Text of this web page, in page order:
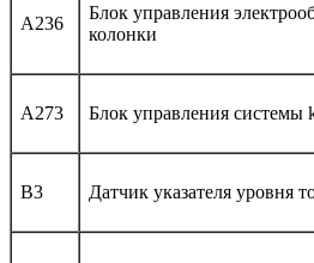
A236
Блок управления
колонки
A273 Блок управления системы
B3 Датчик указателя уровня